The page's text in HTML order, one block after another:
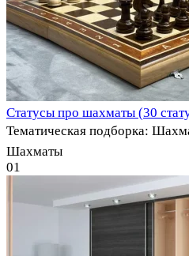
Статусы про шахматы (30
Тематическая подборка:
Шахматы
01